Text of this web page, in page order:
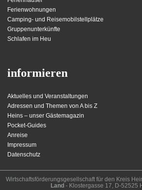
Ferienwohnungen
Camping- und Reisemobilstellplätze
Gruppenunterkünfte
Schlafen im Heu
informieren
Aktuelles und Veranstaltungen
Adressen und Themen von A bis Z
Heins – unser Gästemagazin
Pocket-Guides
Anreise
Impressum
Datenschutz
Wirt­schafts­för­der­ungs­ge­sell­schaft für den Kreis
Land - Kloster­gasse 17, D-52525